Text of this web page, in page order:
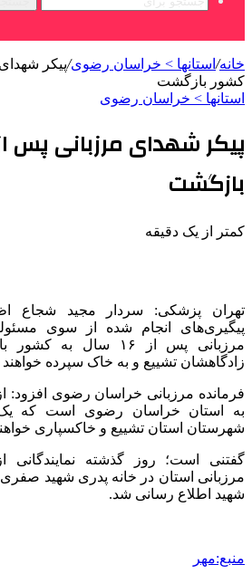
خانه/ استانها > خراسان رضوی/
کشور بازگشت
استانها > خراسان رضوی
بازگشت
کمتر از یک دقیقه
تهران پزشکی: سردار مجید شجاع
پیگیری‌های انجام شده از سوی
مرزبانی پس از ۱۶
زادگاهشان تشییع و به خاک سپرده
به استان خراسان رضوی است که
شهرستان استان تشییع و خاکسپاری
گفتنی است؛ روز گذشته نمایندگانی
مرزبانی استان در خانه پدری شهید صفری
شهید اطلاع رسانی شد.
منبع:مهر